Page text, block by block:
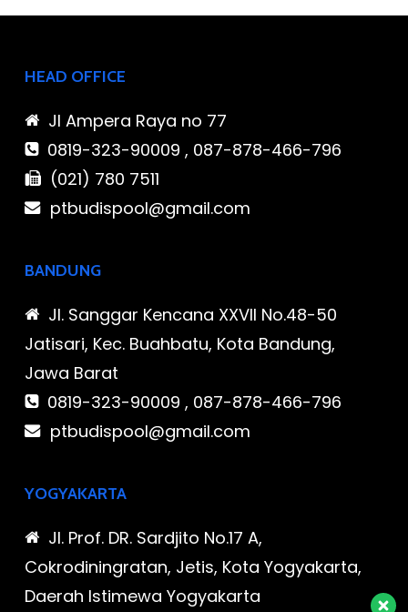
HEAD OFFICE
Jl Ampera Raya no 77
0819-323-90009 , 087-878-466-796
(021) 780 7511
ptbudispool@gmail.com
BANDUNG
Jl. Sanggar Kencana XXVII No.48-50
Jatisari, Kec. Buahbatu, Kota Bandung,
Jawa Barat
0819-323-90009 , 087-878-466-796
ptbudispool@gmail.com
YOGYAKARTA
Jl. Prof. DR. Sardjito No.17 A,
Cokrodiningratan, Jetis, Kota Yogyakarta,
Daerah Istimewa Yogyakarta